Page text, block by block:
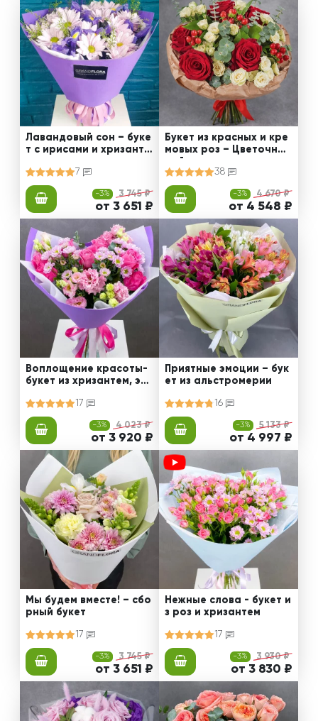
Лавандовый сон – буке
т с ирисами и хризанте
7
-3% 3 745 ₽
от 3 651 ₽
Букет из красных и кре
мовых роз – Цветочный
38
-3% 4 670 ₽
от 4 548 ₽
Воплощение красоты-
букет из хризантем, эус
17
-3% 4 023 ₽
от 3 920 ₽
Приятные эмоции – бук
ет из альстромерии
16
-3% 5 133 ₽
от 4 997 ₽
Мы будем вместе! – сбо
рный букет
17
-3% 3 745 ₽
от 3 651 ₽
Нежные слова - букет и
з роз и хризантем
17
-3% 3 930 ₽
от 3 830 ₽